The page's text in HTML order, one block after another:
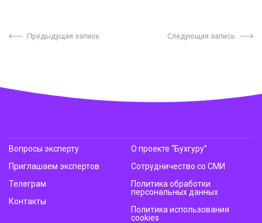
Предыдущая запись Следующая запись
Вопросы эксперту
Приглашаем экспертов
Телеграм
Контакты
О проекте “Бухгуру”
Сотрудничество со СМИ
Политика обработки
персональных данных
Политика использования
cookies